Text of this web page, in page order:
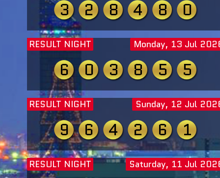
3 2 8 4 8 0
RESULT NIGHT Monday, 13 Jul
6 0 3 8 5 5
RESULT NIGHT Sunday, 12 Jul
9 6 4 2 6 1
RESULT NIGHT Saturday, 11 Jul